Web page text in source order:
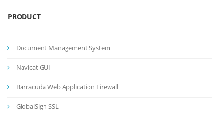
PRODUCT
Document Management System
Navicat GUI
Barracuda Web Application Firewall
GlobalSign SSL